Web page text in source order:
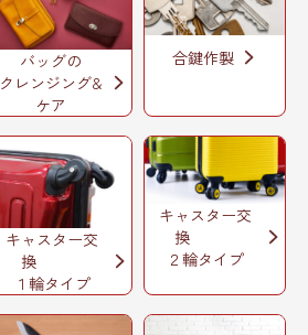
バッグの
クレンジング&
ケア
合鍵作製
キャスター交
換
１輪タイプ
キャスター交
換
２輪タイプ